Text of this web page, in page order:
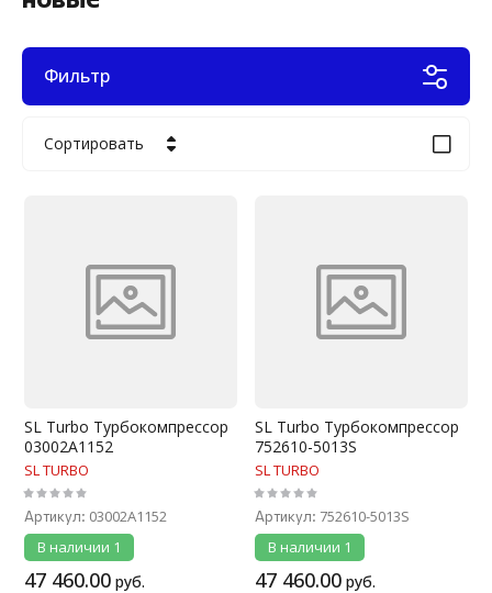
Фильтр
Сортировать
Название - Я-А
Название - А-Я
SL Turbo Турбокомпрессор
03002A1152
SL TURBO
Артикул: 03002A1152
В наличии 1
47 460.00 руб.
SL Turbo Турбокомпрессор
752610-5013S
SL TURBO
Артикул: 752610-5013S
В наличии 1
47 460.00 руб.